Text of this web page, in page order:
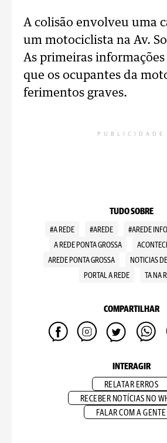
A colisão envolveu uma
um motociclista na Av.
As primeiras
que os ocupantes da
ferimentos graves.
PUBLICIDADE
TUDO SOBRE
#A REDE #AREDE #AREDE INFO
A REDE PONTA GROSSA
AREDE PONTA GROSSA
NOTICIAS
PORTAL A REDE
TA NA
COMPARTILHAR
INTERAGIR
RELATAR ERROS
RECEBER NOTÍCIAS NO
FALAR COM A GENTE